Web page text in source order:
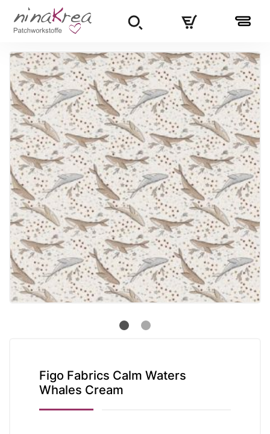
Figo Fabrics Calm Waters
Whales Cream